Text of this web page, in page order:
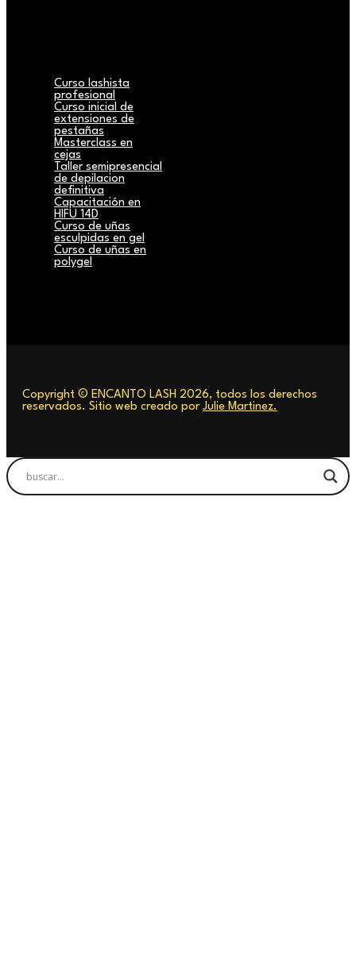
Curso lashista
profesional
Curso inicial de
extensiones de
pestañas
Masterclass en
cejas
Taller semipresencial
de depilacion
definitiva
Capacitación en
HIFU 14D
Curso de uñas
esculpidas en gel
Curso de uñas en
polygel
Copyright © ENCANTO LASH 2026, todos los derechos
reservados. Sitio web creado por Julie Martinez.